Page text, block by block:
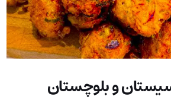
و بلوچستان